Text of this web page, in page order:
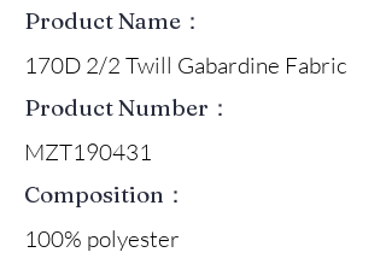
Product Name：
170D 2/2 Twill Gabardine Fabric
Product Number：
MZT190431
Composition：
100% polyester